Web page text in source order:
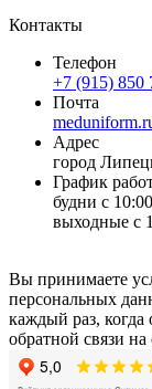
Контакты
Телефон
+7 (915) 850
Почта
Адрес
город
График
будни с
выходные с
Вы принимаете
персональных
каждый раз,
обратной связи на